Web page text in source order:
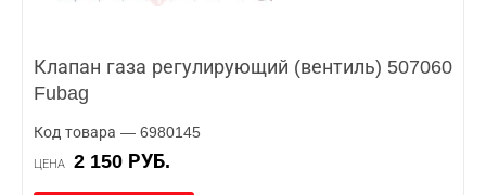
Клапан газа регулирующий (вентиль) 507060
Fubag
Код товара — 6980145
ЦЕНА 2 150 РУБ.